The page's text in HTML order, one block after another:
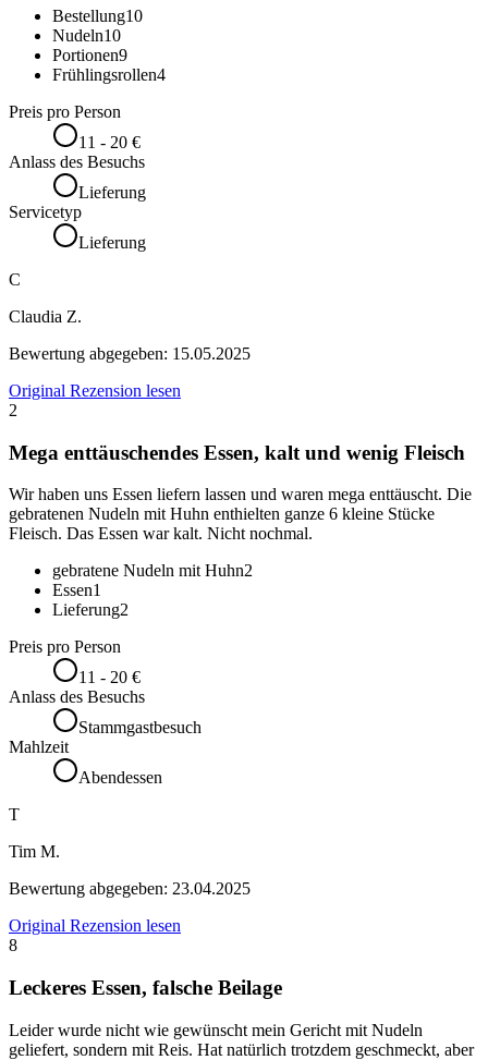
Bestellung10
Nudeln10
Portionen9
Frühlingsrollen4
Preis pro Person
11 - 20 €
Anlass des Besuchs
Lieferung
Servicetyp
Lieferung
C
Claudia Z.
Bewertung abgegeben: 15.05.2025
Original Rezension lesen
2
Mega enttäuschendes Essen, kalt und wenig Fleisch
Wir haben uns Essen liefern lassen und waren mega enttäuscht. Die
gebratenen Nudeln mit Huhn enthielten ganze 6 kleine Stücke
Fleisch. Das Essen war kalt. Nicht nochmal.
gebratene Nudeln mit Huhn2
Essen1
Lieferung2
Preis pro Person
11 - 20 €
Anlass des Besuchs
Stammgastbesuch
Mahlzeit
Abendessen
T
Tim M.
Bewertung abgegeben: 23.04.2025
Original Rezension lesen
8
Leckeres Essen, falsche Beilage
Leider wurde nicht wie gewünscht mein Gericht mit Nudeln
geliefert, sondern mit Reis. Hat natürlich trotzdem geschmeckt, aber